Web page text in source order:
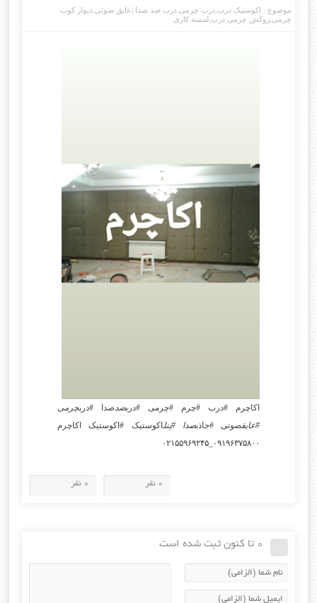
موضوع : اکوستیک درب درب چرمی درب ضد صدا |عایق صوتی دیوار کوب
چرمی ,روکش چرمی درب لمسه کاری
اکاچرم #درب #چرم #چرمی #دربضد صدا #دربچرمی
#عایقصوتی #جاذبصدا #پنلاکوستیک #اکوستیک اکاچرم
۰۹۱۹۶۳۷۵۸۰۰_۰۲۱۵۵۹۶۹۲۴۵
0 نفر 0 نفر
0 تا کنون ثبت شده است